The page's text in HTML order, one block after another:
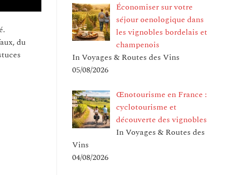
du
Économiser sur votre
séjour oenologique dans
les vignobles bordelais et
champenois
In Voyages & Routes des Vins
05/08/2026
Œnotourisme en France :
cyclotourisme et
découverte des vignobles
In Voyages & Routes des
Vins
04/08/2026